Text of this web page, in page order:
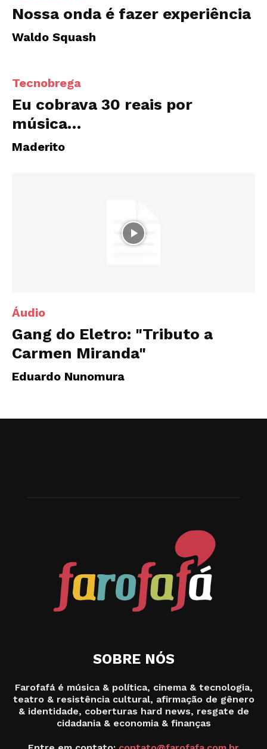
Nossa onda é fazer experiência
Waldo Squash
Tecnobrega
Eu cobrava 30 reais por
música…
Maderito
Áudio
Gang do Eletro: "Tributo a
Carmen Miranda"
Eduardo Nunomura
SOBRE NÓS
Farofafá é música & política, cinema & tecnologia,
teatro & resistência cultural, afirmação de gênero
& identidade, coberturas hard news, resgate de
cidadania & economia & finanças